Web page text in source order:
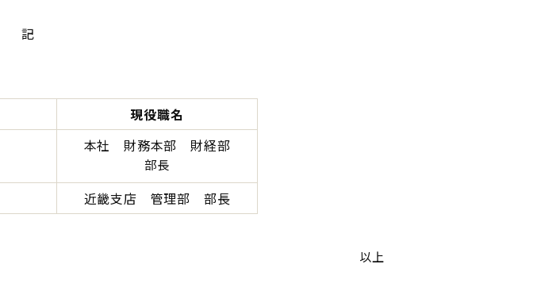
記
現役職名
本社 財務本部 財経部
部長
近畿支店 管理部 部長
以上